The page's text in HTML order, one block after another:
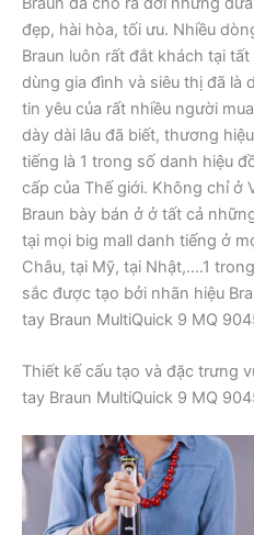
đẹp, hài hòa, tối ưu. Nhiều
Braun luôn rất đắt khách tại
dùng gia đình và siêu thị đã là
tin yêu của rất nhiều người
dày dài lâu đã biết, thương
tiếng là 1 trong số danh hiệu
cấp của Thế giới. Không chỉ ở
Braun bày bán ở ở tất cả
tại mọi big mall danh tiếng ở
Châu, tại Mỹ, tại Nhật,….1
sắc được tạo bởi nhãn hiệu
tay Braun MultiQuick 9 MQ
Thiết kế cấu tạo và đặc trưng
tay Braun MultiQuick 9 MQ